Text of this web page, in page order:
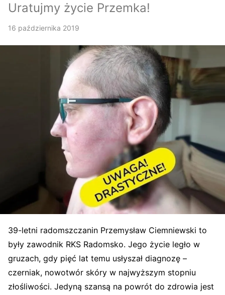
Uratujmy życie Przemka!
16 października 2019
39-letni radomszczanin Przemysław Ciemniewski to
były zawodnik RKS Radomsko. Jego życie legło w
gruzach, gdy pięć lat temu usłyszał diagnozę –
czerniak, nowotwór skóry w najwyższym stopniu
złośliwości. Jedyną szansą na powrót do zdrowia jest